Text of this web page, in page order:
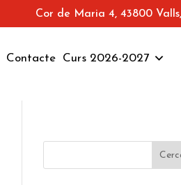
Cor de Maria 4, 43800
Contacte Curs 2026-2027